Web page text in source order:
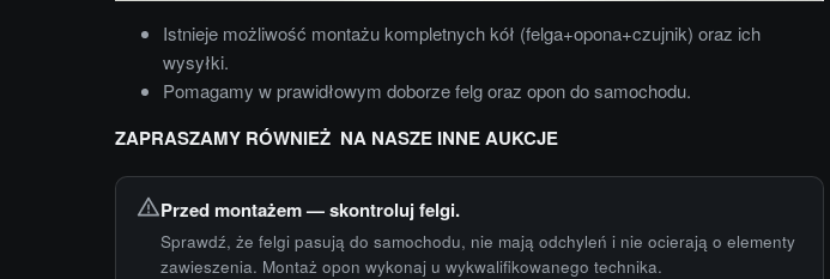
Istnieje możliwość montażu kompletnych kół (felga+opona+czujnik) oraz ich
wysyłki.
Pomagamy w prawidłowym doborze felg oraz opon do samochodu.
ZAPRASZAMY RÓWNIEŻ NA NASZE INNE AUKCJE
Przed montażem — skontroluj felgi.
Sprawdź, że felgi pasują do samochodu, nie mają odchyleń i nie ocierają o elementy
zawieszenia. Montaż opon wykonaj u wykwalifikowanego technika.